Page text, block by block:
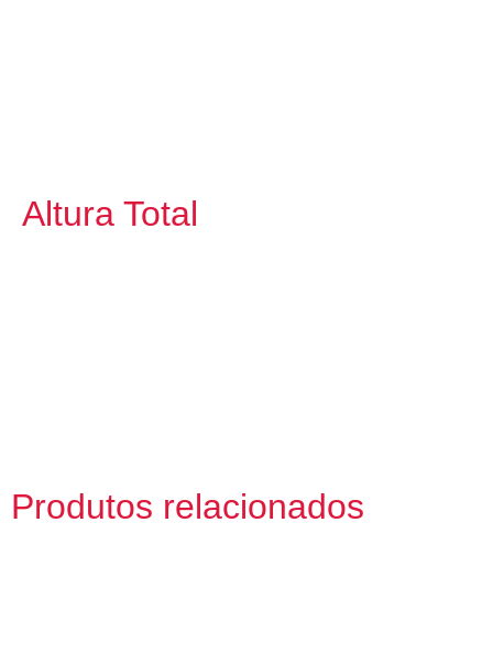
Altura Total
Produtos relacionados